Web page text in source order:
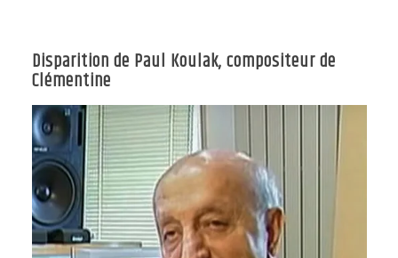
Disparition de Paul Koulak, compositeur de
Clémentine